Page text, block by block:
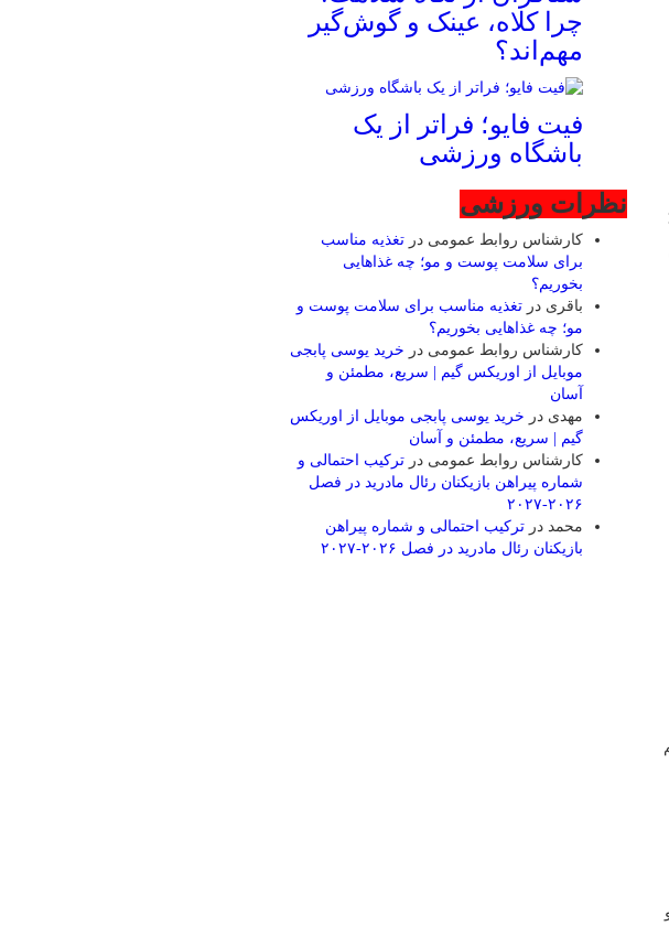
مهم‌اند؟
فیت ‌فایو؛ فراتر از یک
باشگاه ورزشی
نظرات ورزشی
کارشناس روابط عمومی
برای سلامت پوست و مو؛ چه غذاهایی
بخوریم؟
باقریدرتغذیه مناسب برای سلامت پوست و
مو؛ چه غذاهایی بخوریم؟
کارشناس روابط عمومیدر خرید یوسی پابجی
موبایل از اوریکس گیم | سریع، مطمئن و
آسان
مهدی در خرید یوسی پابجی موبایل از اوریکس
گیم | سریع، مطمئن و آسان
کارشناس روابط عمومیدرترکیب احتمالی و
شماره پیراهن بازیکنان رئال مادرید در فصل
۲۰۲۶-۲۰۲۷
محمددرترکیب احتمالی و شماره پیراهن
بازیکنان رئال مادرید در فصل ۲۰۲۶-۲۰۲۷